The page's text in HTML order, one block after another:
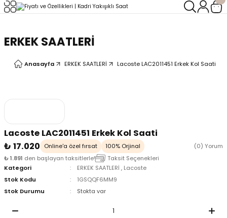
ERKEK SAATLERİ
Anasayfa ERKEK SAATLERİ Lacoste LAC2011451 Erkek Kol Saati
Lacoste LAC2011451 Erkek Kol Saati
₺ 17.020
Online'a özel fırsat 100% Orjinal
(0) Yorum
₺ 1.891 den başlayan taksitlerle!
Taksit Seçenekleri
Kategori
ERKEK SAATLERİ , Lacoste
Stok Kodu
1GSQQF6MM9
Stok Durumu
Stokta var
Geri Dön
Geri Dön